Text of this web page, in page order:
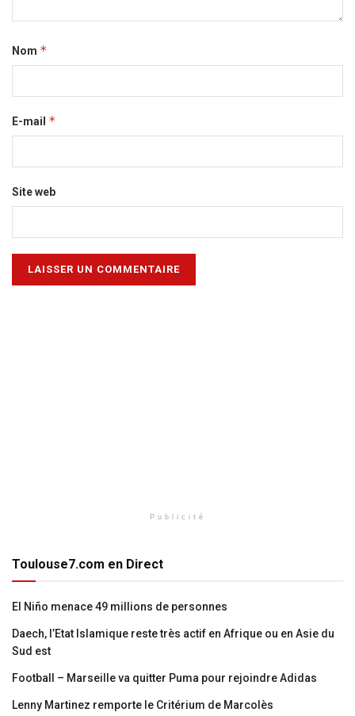
Nom *
E-mail *
Site web
Publicité
Toulouse7.com en Direct
El Niño menace 49 millions de personnes
Daech, l’Etat Islamique reste très actif en Afrique ou en Asie du
Sud est
Football – Marseille va quitter Puma pour rejoindre Adidas
Lenny Martinez remporte le Critérium de Marcolès